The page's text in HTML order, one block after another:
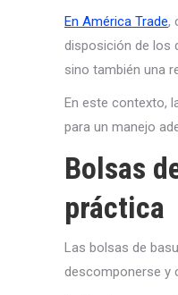
En América Trade,
disposición de los
sino también una
En este contexto,
para un manejo
Bolsas
práctica
Las bolsas de
descomponerse y